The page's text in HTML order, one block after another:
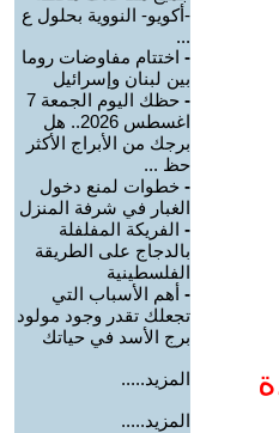
-أكويو- النووية بحلول ع
...
- اختتام مفاوضات روما
بين لبنان وإسرائيل
-
حظك اليوم الجمعة 7
اغسطس 2026.. هل
برجك من الأبراج الأكثر
حظ ...
- خطوات لمنع دخول
الغبار في شرفة المنزل
- الفريكة المفلفلة
بالدجاج على الطريقة
الفلسطينية
- أهم الأسباب التي
تجعلك تقدر وجود مولود
برج الأسد في حياتك
المزيد.....
المزيد.....